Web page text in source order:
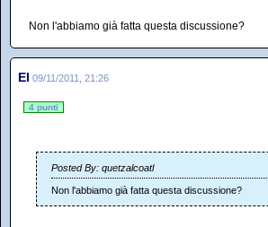
Non l'abbiamo già fatta questa discussione?
El 09/11/2011, 21:26
4 punti
Posted By: quetzalcoatl
Non l'abbiamo già fatta questa discussione?